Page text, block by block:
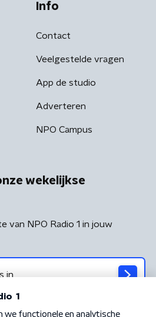
Info
Contact
Veelgestelde vragen
App de studio
Adverteren
NPO Campus
wekelijkse
van NPO Radio 1 in jouw